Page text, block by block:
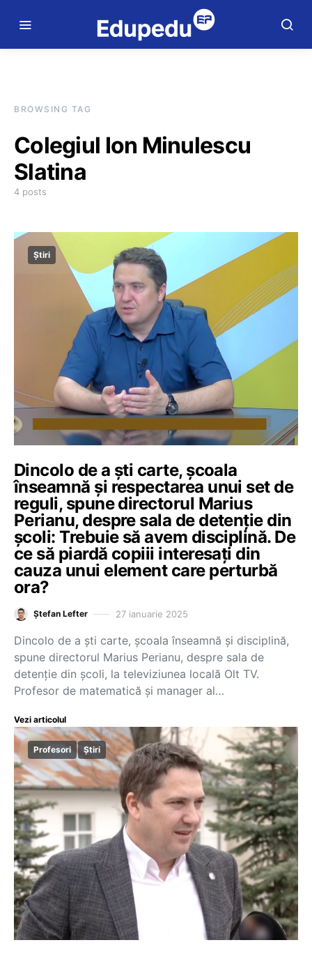
BROWSING TAG
Colegiul Ion Minulescu
Slatina
4 posts
Știri
Dincolo de a ști carte, școala
înseamnă și respectarea unui set de
reguli, spune directorul Marius
Perianu, despre sala de detenție din
școli: Trebuie să avem disciplină. De
ce să piardă copiii interesați din
cauza unui element care perturbă
ora?
Ștefan Lefter 27 ianuarie 2025
Dincolo de a ști carte, școala înseamnă și disciplină,
spune directorul Marius Perianu, despre sala de
detenție din școli, la televiziunea locală Olt TV.
Profesor de matematică și manager al…
Vezi articolul
Profesori Știri